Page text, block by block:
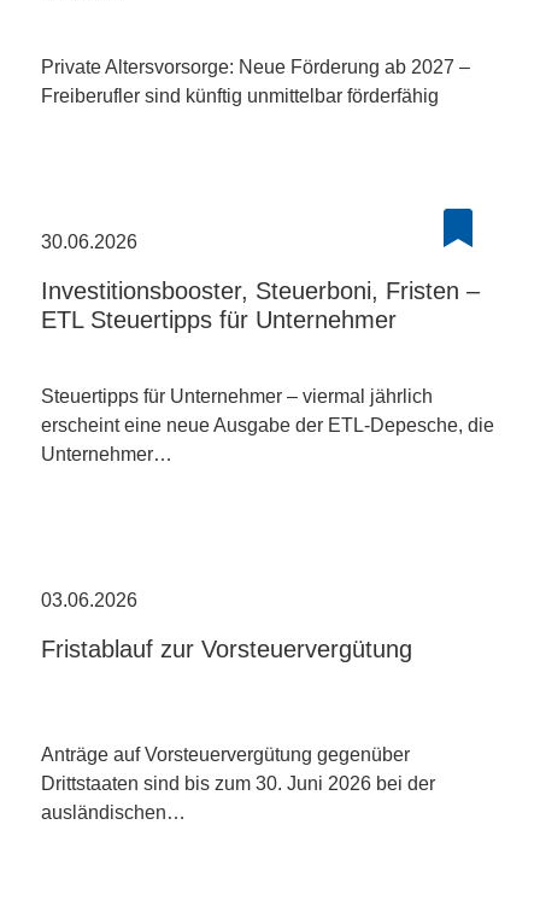
Private Altersvorsorge: Neue Förderung ab 2027 –
Freiberufler sind künftig unmittelbar förderfähig
30.06.2026
Investitionsbooster, Steuerboni, Fristen –
ETL Steuertipps für Unternehmer
Steuertipps für Unternehmer – viermal jährlich
erscheint eine neue Ausgabe der ETL-Depesche, die
Unternehmer…
03.06.2026
Fristablauf zur Vorsteuervergütung
Anträge auf Vorsteuervergütung gegenüber
Drittstaaten sind bis zum 30. Juni 2026 bei der
ausländischen…